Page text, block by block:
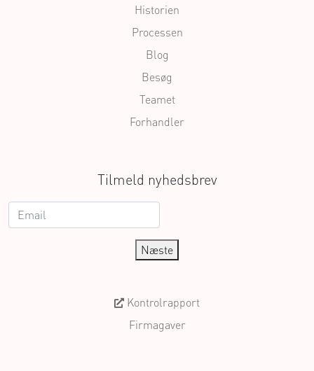
Historien
Processen
Blog
Besøg
Teamet
Forhandler
Tilmeld nyhedsbrev
Næste
Kontrolrapport
Firmagaver